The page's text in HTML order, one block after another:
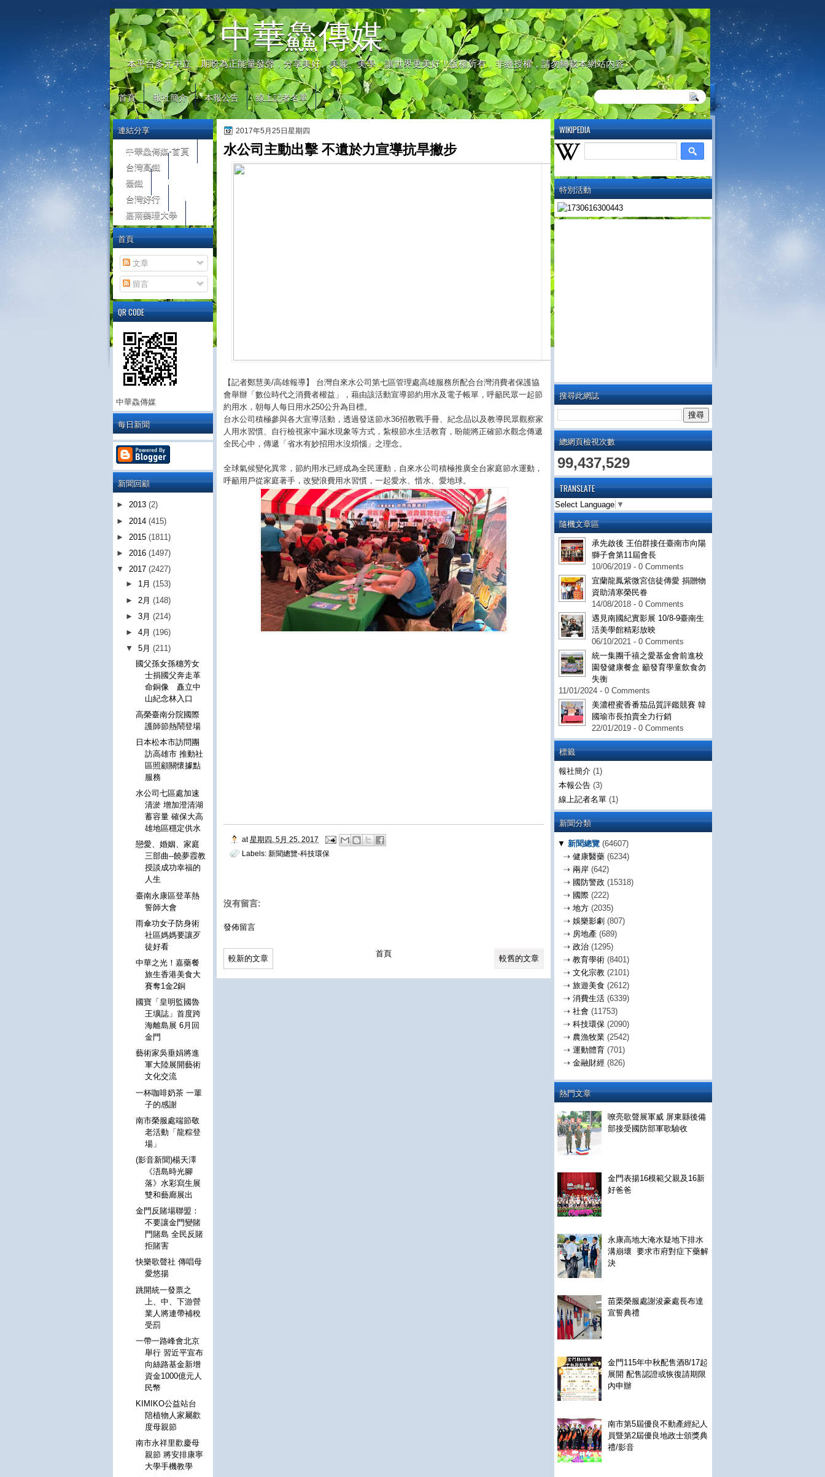
中華鱻傳媒
本平台多元中立，期盼為正能量發聲，分享美好、美麗、美學，讓世界更美好！版權所有，非經授權，請勿轉載本網站內容
首頁 報社簡介 本報公告 線上記者名單
WIKIPEDIA
特別活動
搜尋此網誌
總網頁檢視次數
99,437,529
TRANSLATE
Select Language ▼
隨機文章區
承先啟後 王伯群接任臺南市向陽
獅子會第11屆會長
10/06/2019 - 0 Comments
宜蘭龍鳳紫微宮信徒傳愛 捐贈物
資助清寒榮民眷
14/08/2018 - 0 Comments
遇見南國紀實影展 10/8-9臺南生
活美學館精彩放映
06/10/2021 - 0 Comments
統一集團千禧之愛基金會前進校
園發健康餐盒 籲發育學童飲食勿
失衡
11/01/2024 - 0 Comments
美濃橙蜜香番茄品質評鑑競賽 韓
國瑜市長拍賣全力行銷
22/01/2019 - 0 Comments
標籤
報社簡介 (1)
本報公告 (3)
線上記者名單 (1)
新聞分類
▼ 新聞總覽 (64607)
⇢ 健康醫藥 (6234)
⇢ 兩岸 (642)
⇢ 國防警政 (15318)
⇢ 國際 (222)
⇢ 地方 (2035)
⇢ 娛樂影劇 (807)
⇢ 房地產 (689)
⇢ 政治 (1295)
⇢ 教育學術 (8401)
⇢ 文化宗教 (2101)
⇢ 旅遊美食 (2612)
⇢ 消費生活 (6339)
⇢ 社會 (11753)
⇢ 科技環保 (2090)
⇢ 農漁牧業 (2542)
⇢ 運動體育 (701)
⇢ 金融財經 (826)
熱門文章
嘹亮歌聲展軍威 屏東縣後備
部接受國防部軍歌驗收
金門表揚16模範父親及16新
好爸爸
永康高地大淹水疑地下排水
溝崩壞 要求市府對症下藥解
決
苗栗榮服處謝浚豪處長布達
宣誓典禮
金門115年中秋配售酒8/17起
展開 配售認證或恢復請期限
內申辦
南市第5屆優良不動產經紀人
員暨第2屆優良地政士頒獎典
禮/影音
2017年5月25日星期四
水公司主動出擊 不遺於力宣導抗旱撇步
【記者鄭慧美/高雄報導】 台灣自來水公司第七區管理處高雄服務所配合台灣消費者保護協
會舉辦「數位時代之消費者權益」，藉由該活動宣導節約用水及電子帳單，呼籲民眾一起節
約用水，朝每人每日用水250公升為目標。
台水公司積極參與各大宣導活動，透過發送節水36招教戰手冊、紀念品以及教導民眾觀察家
人用水習慣、自行檢視家中漏水現象等方式，紮根節水生活教育，盼能將正確節水觀念傳遞
全民心中，傳遞「省水有妙招用水沒煩惱」之理念。
全球氣候變化異常，節約用水已經成為全民運動，自來水公司積極推廣全台家庭節水運動，
呼籲用戶從家庭著手，改變浪費用水習慣，一起愛水、惜水、愛地球。
at 星期四, 5月 25, 2017
Labels: 新聞總覽-科技環保
沒有留言:
發佈留言
較新的文章 較舊的文章
首頁
連結分享
中華鱻傳媒-首頁
台灣高鐵
臺鐵
台灣好行
嘉南藥理大學
首頁
文章
留言
QR CODE
中華鱻傳媒
每日新聞
新聞回顧
► 2013 (2)
► 2014 (415)
► 2015 (1811)
► 2016 (1497)
▼ 2017 (2427)
► 1月(153)
► 2月(148)
►3月(214)
►4月(196)
▼5月(211)
國父孫女孫穗芳女
士捐國父奔走革
命銅像 矗立中
山紀念林入口
高榮臺南分院國際
護師節熱鬧登場
日本松本市訪問團
訪高雄市 推動社
區照顧關懷據點
服務
水公司七區處加速
清淤 增加澄清湖
蓄容量 確保大高
雄地區穩定供水
戀愛、婚姻、家庭
三部曲--饒夢霞教
授談成功幸福的
人生
臺南永康區登革熱
誓師大會
雨傘功女子防身術
社區媽媽要讓歹
徒好看
中華之光！嘉藥餐
旅生香港美食大
賽奪1金2銅
國寶「皇明監國魯
王壙誌」首度跨
海離島展 6月回
金門
藝術家吳垂娟將進
軍大陸展開藝術
文化交流
一杯咖啡奶茶 一輩
子的感謝
南市榮服處端節敬
老活動「龍粽登
場」
(影音新聞)楊天澤
《浯島時光腳
落》水彩寫生展
雙和藝廊展出
金門反賭場聯盟：
不要讓金門變賭
門賭島 全民反賭
拒賭害
快樂歌聲社 傳唱母
愛悠揚
跳開統一發票之
上、中、下游營
業人將連帶補稅
受罰
一帶一路峰會北京
舉行 習近平宣布
向絲路基金新增
資金1000億元人
民幣
KIMIKO公益站台
陪植物人家屬歡
度母親節
南市永祥里歡慶母
親節 將安排康寧
大學手機教學